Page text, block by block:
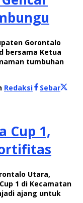
Gorontalo
bersama Ketua
tumbuhan
Redaksi
Sebar
Cup 1,
Utara,
1 di Kecamatan
ajang untuk